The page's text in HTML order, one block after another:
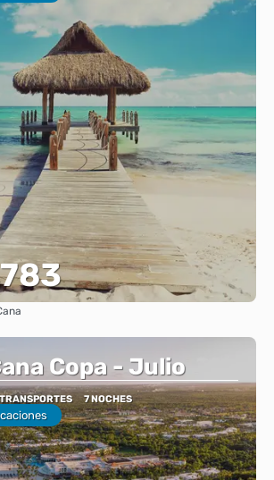
Copa - Julio
7 NOCHES